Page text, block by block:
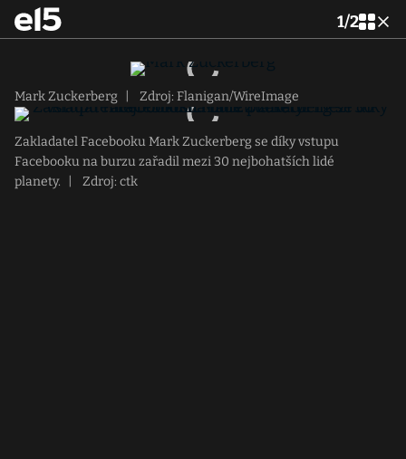
1/2
Mark Zuckerberg Zdroj: Flanigan/WireImage
Zakladatel Facebooku Mark Zuckerberg se díky vstupu
Facebooku na burzu zařadil mezi 30 nejbohatších lidé
planety.
Zdroj: ctk